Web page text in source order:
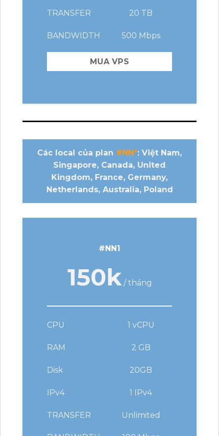
TRANSFER 20 TB
BANDWIDTH 500 Mbps
MUA VPS
Các local của plan #NN*: Việt Nam,
Singapore, Canada, United
Kingdom, France, Germany,
Netherlands, Australia, Poland
#NN1
150k/ tháng
CPU 1 vCPU
RAM 2 GB
Disk 20GB
IPv4 1 IPv4
TRANSFER Unlimited